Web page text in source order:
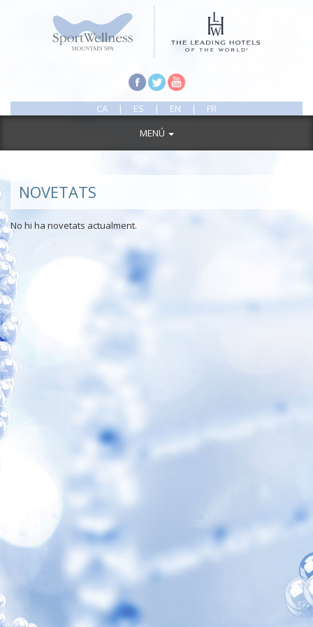
CA | ES | EN |
FR
MENÚ
NOVETATS
No hi ha novetats actualment.